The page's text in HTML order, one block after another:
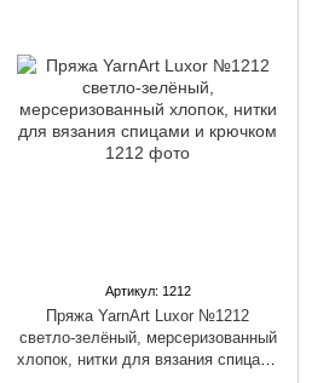
Артикул: 1212
Пряжа YarnArt Luxor №1212
светло-зелёный, мерсеризованный
хлопок, нитки для вязания спицами